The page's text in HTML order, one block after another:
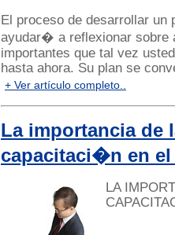
El proceso de desarrollar un
ayudar� a reflexionar sobre
importantes que tal vez
hasta ahora. Su plan se
+ Ver artículo completo..
La importancia de
capacitaci�n en el
LA